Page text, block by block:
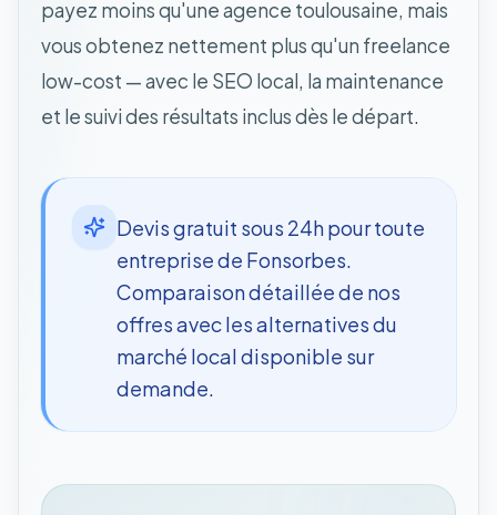
payez moins qu'une agence toulousaine, mais
vous obtenez nettement plus qu'un freelance
low-cost — avec le SEO local, la maintenance
et le suivi des résultats inclus dès le départ.
Devis gratuit sous 24h pour toute
entreprise de Fonsorbes.
Comparaison détaillée de nos
offres avec les alternatives du
marché local disponible sur
demande.